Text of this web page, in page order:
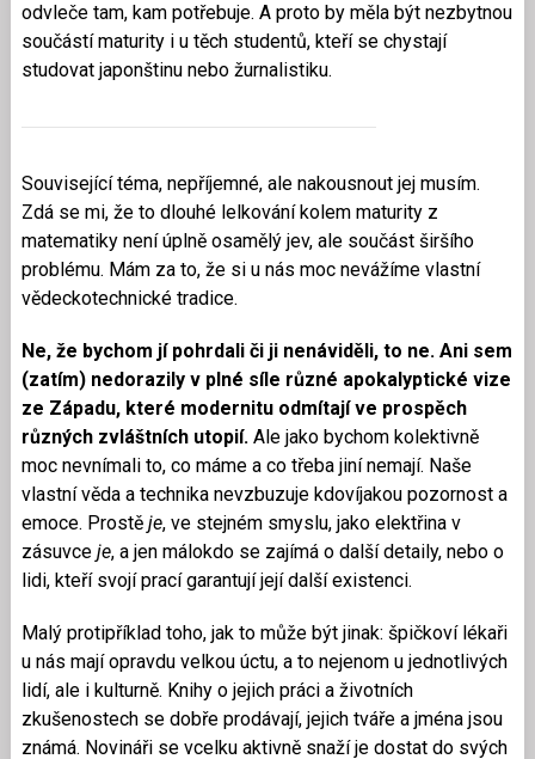
odvleče tam, kam potřebuje. A proto by měla být nezbytnou
součástí maturity i u těch studentů, kteří se chystají
studovat japonštinu nebo žurnalistiku.
Související téma, nepříjemné, ale nakousnout jej musím.
Zdá se mi, že to dlouhé lelkování kolem maturity z
matematiky není úplně osamělý jev, ale součást širšího
problému. Mám za to, že si u nás moc nevážíme vlastní
vědeckotechnické tradice.
Ne, že bychom jí pohrdali či ji nenáviděli, to ne. Ani sem
(zatím) nedorazily v plné síle různé apokalyptické vize
ze Západu, které modernitu odmítají ve prospěch
různých zvláštních utopií. Ale jako bychom kolektivně
moc nevnímali to, co máme a co třeba jiní nemají. Naše
vlastní věda a technika nevzbuzuje kdovíjakou pozornost a
emoce. Prostě je, ve stejném smyslu, jako elektřina v
zásuvce je, a jen málokdo se zajímá o další detaily, nebo o
lidi, kteří svojí prací garantují její další existenci.
Malý protipříklad toho, jak to může být jinak: špičkoví lékaři
u nás mají opravdu velkou úctu, a to nejenom u jednotlivých
lidí, ale i kulturně. Knihy o jejich práci a životních
zkušenostech se dobře prodávají, jejich tváře a jména jsou
známá. Novináři se vcelku aktivně snaží je dostat do svých